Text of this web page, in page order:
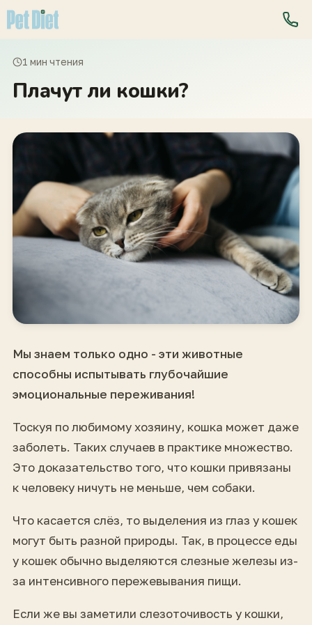
1 мин чтения
Плачут ли кошки?
Мы знаем только одно - эти животные
способны испытывать глубочайшие
эмоциональные переживания!
Тоскуя по любимому хозяину, кошка может даже
заболеть. Таких случаев в практике множество.
Это доказательство того, что кошки привязаны
к человеку ничуть не меньше, чем собаки.
Что касается слёз, то выделения из глаз у кошек
могут быть разной природы. Так, в процессе еды
у кошек обычно выделяются слезные железы из-
за интенсивного пережевывания пищи.
Если же вы заметили слезоточивость у кошки,